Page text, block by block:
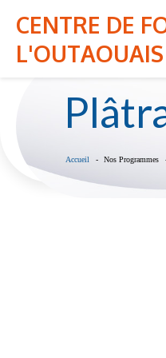
CENTRE DE
L'OUTAOUAIS
ici.
NOTRE CENTRE
Accueil Nos Programmes